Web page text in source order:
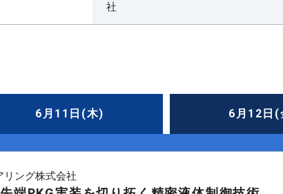
社
6月11日(木) 6月12日(
リング株式会社